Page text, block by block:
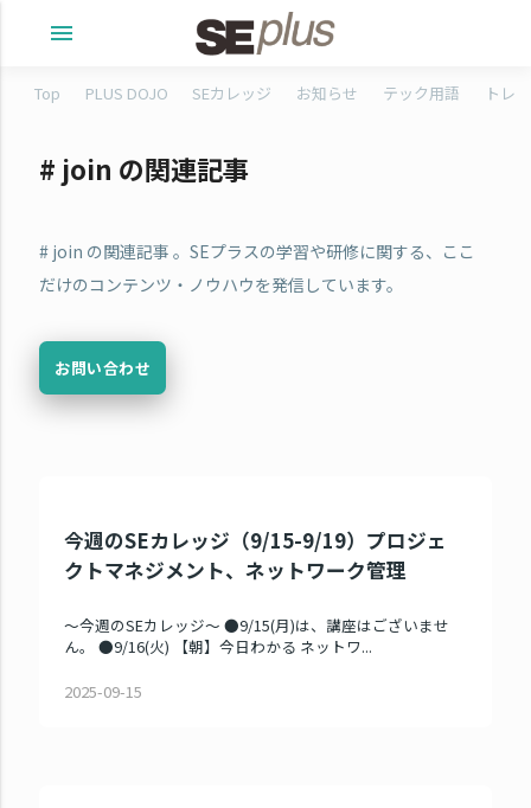
menu
Top PLUS DOJO SEカレッジ お知らせ テック用語 トレ
# join の関連記事
# join の関連記事 。SEプラスの学習や研修に関する、ここ
だけのコンテンツ・ノウハウを発信しています。
お問い合わせ
今週のSEカレッジ（9/15-9/19）プロジェ
クトマネジメント、ネットワーク管理
～今週のSEカレッジ～ ●9/15(月)は、講座はございませ
ん。 ●9/16(火) 【朝】今日わかる ネットワ...
2025-09-15